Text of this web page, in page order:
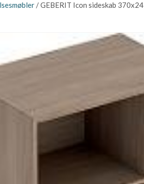
/ GEBERIT Icon sideskab